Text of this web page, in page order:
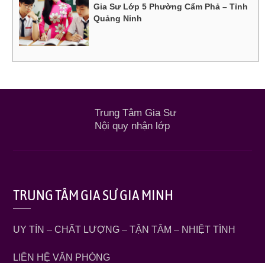
Gia Sư Lớp 5 Phường Cẩm Phả – Tỉnh
Quảng Ninh
Trung Tâm Gia Sư
Nội quy nhận lớp
TRUNG TÂM GIA SƯ GIA MINH
UY TÍN – CHẤT LƯỢNG – TẬN TÂM – NHIỆT TÌNH
LIÊN HỆ VĂN PHÒNG